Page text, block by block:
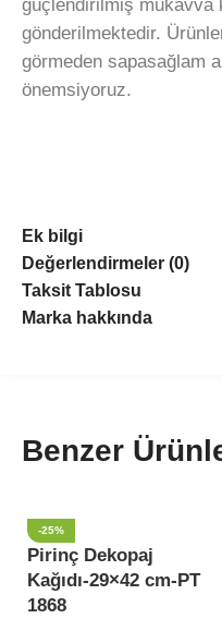
güçlendirilmiş mukavva
gönderilmektedir.
görmeden sapasağlam
önemsiyoruz.
Ek bilgi
Değerlendirmeler (0)
Taksit Tablosu
Marka hakkında
Benzer
-25%
Pirinç Dekopaj
Kağıdı-29×42 cm-PT
1868